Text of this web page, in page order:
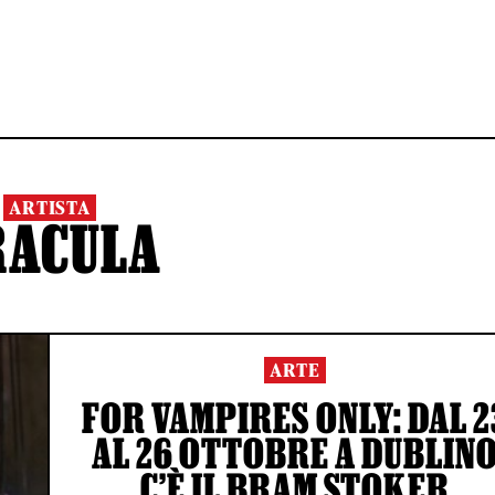
ARTISTA
ARTE
FOR VAMPIRES ONLY: DAL
AL 26 OTTOBRE A